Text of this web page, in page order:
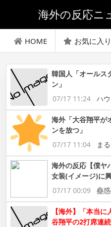
海外の反応ニ
HOME お気に入り
韓国人「オールス
ン」
07/17 11:24
ハ
海外「大谷翔平が
ンを放つ」
07/17 11:04
ま
海外の反応【僕ヤ
女装(イメージ)に
07/17 00:09
蠱
【海外】「本当
谷翔平の2打席連